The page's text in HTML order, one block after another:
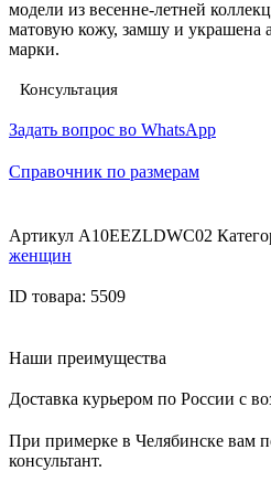
модели из весенне-летней
матовую кожу, замшу и украшена
марки.
Консультация
Задать вопрос во WhatsApp
Справочник по размерам
Артикул A10EEZLDWC02
женщин
ID товара: 5509
Наши преимущества
Доставка курьером по России с
При примерке в Челябинске вам
консультант.